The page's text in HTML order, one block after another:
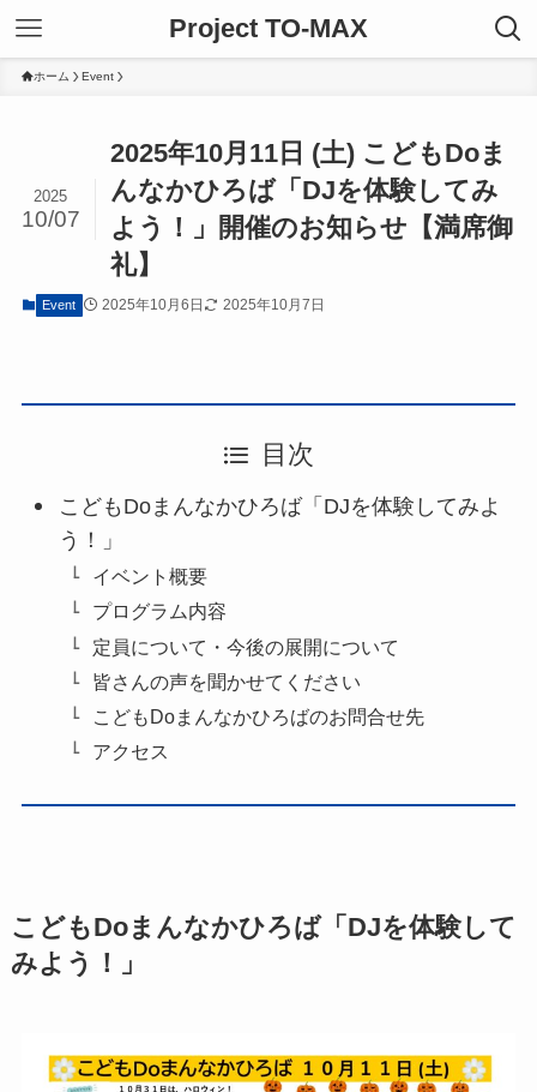
Project TO-MAX
ホーム Event
2025年10月11日 (土) こどもDoま
んなかひろば「DJを体験してみ
よう！」開催のお知らせ【満席御
礼】
2025
10/07
Event 2025年10月6日 2025年10月7日
目次
こどもDoまんなかひろば「DJを体験してみよ
う！」
イベント概要
プログラム内容
定員について・今後の展開について
皆さんの声を聞かせてください
こどもDoまんなかひろばのお問合せ先
アクセス
こどもDoまんなかひろば「DJを体験して
みよう！」